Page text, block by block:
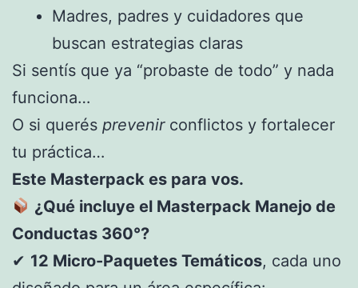
Madres, padres y cuidadores que
buscan estrategias claras
Si sentís que ya “probaste de todo” y nada
funciona…
O si querés prevenirconflictos y fortalecer
tu práctica…
Este Masterpack es para vos.
¿Qué incluye el Masterpack Manejo de
Conductas 360°?
✔ 12 Micro-Paquetes Temáticos, cada uno